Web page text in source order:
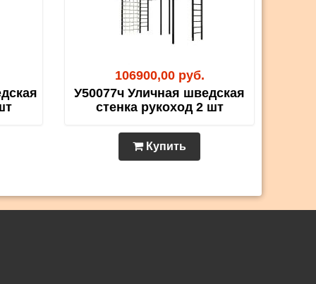
106900,00 руб.
У50077ч Уличная шведская
стенка рукоход 2 шт
Купить